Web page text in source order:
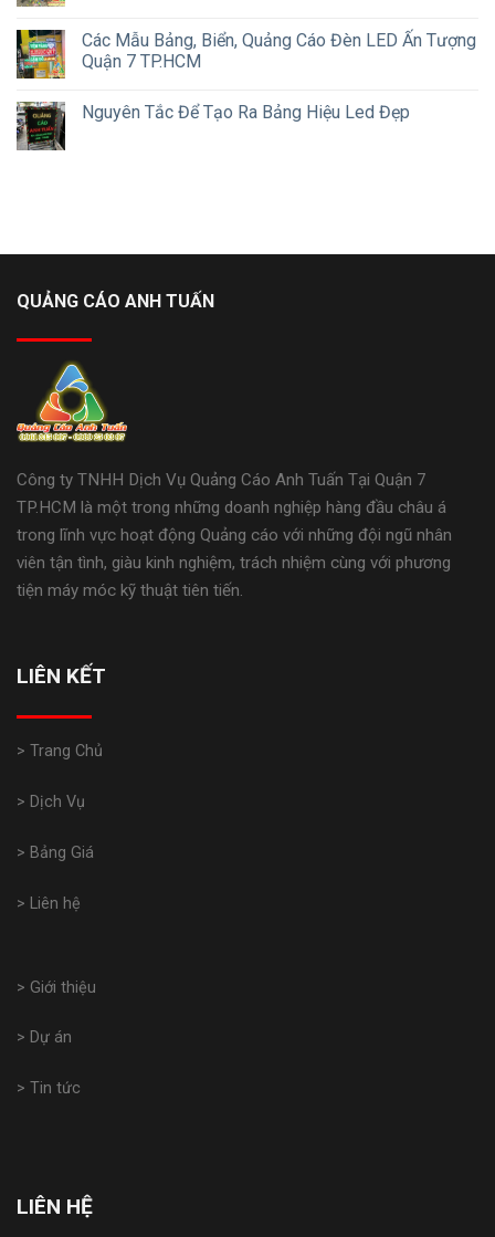
Các Mẫu Bảng, Biển, Quảng Cáo Đèn LED Ấn Tượng
Quận 7 TP.HCM
Nguyên Tắc Để Tạo Ra Bảng Hiệu Led Đẹp
QUẢNG CÁO ANH TUẤN
Công ty TNHH Dịch Vụ Quảng Cáo Anh Tuấn Tại Quận 7
TP.HCM là một trong những doanh nghiệp hàng đầu châu á
trong lĩnh vực hoạt động Quảng cáo với những đội ngũ nhân
viên tận tình, giàu kinh nghiệm, trách nhiệm cùng với phương
tiện máy móc kỹ thuật tiên tiến.
LIÊN KẾT
> Trang Chủ
> Dịch Vụ
> Bảng Giá
> Liên hệ
> Giới thiệu
> Dự án
> Tin tức
LIÊN HỆ